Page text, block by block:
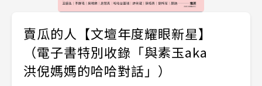
賣瓜的人【文壇年度耀眼新星】
（電子書特別收錄「與素玉aka
洪倪媽媽的哈哈對話」）